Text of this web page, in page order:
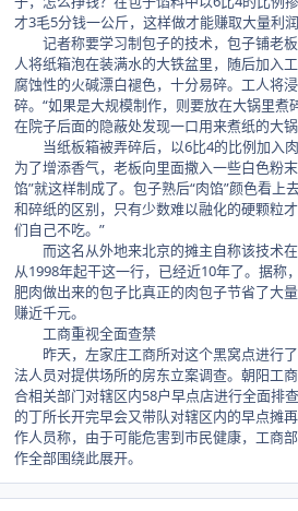
才3毛5分钱一公斤，这样做才能赚取大量利润
记者称要学习制包子的技术，包子铺老板
人将纸箱泡在装满水的大铁盆里，随后加入
腐蚀性的火碱漂白褪色，十分易碎。工人将
碎。“如果是大规模制作，则要放在大锅里煮
在院子后面的隐蔽处发现一口用来煮纸的大锅
当纸板箱被弄碎后，以6比4的比例加入肉
为了增添香气，老板向里面撒入一些白色粉
馅”就这样制成了。包子熟后“肉馅”颜色看上
和碎纸的区别，只有少数难以融化的硬颗粒
们自己不吃。”
而这名从外地来北京的摊主自称该技术在
从1998年起干这一行，已经近10年了。据称
肥肉做出来的包子比真正的肉包子节省了大
赚近千元。
工商重视全面查禁
昨天，左家庄工商所对这个黑窝点进行了
法人员对提供场所的房东立案调查。朝阳工
合相关部门对辖区内58户早点店进行全面排
的丁所长开完早会又带队对辖区内的早点摊
作人员称，由于可能危害到市民健康，工商
作全部围绕此展开。